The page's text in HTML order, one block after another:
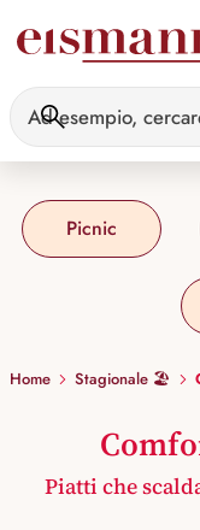
Picnic
Home Stagionale 🏖️
Piatti che